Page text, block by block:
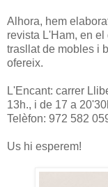
Alhora, hem
revista L'Ham, en
trasllat de mobles i
ofereix.
L'Encant: carrer
13h., i de 17 a
Telèfon: 972 582
Us hi esperem!